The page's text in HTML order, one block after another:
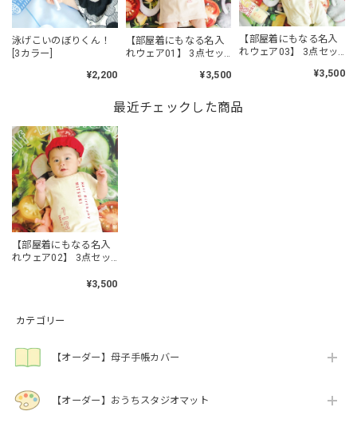
カテゴリー
【オーダー】母子手帳カバー
【オーダー】おうちスタジオマット
泳げこいのぼりくん！
[3カラー]
¥2,200
【部屋着にもなる名入
れウェア01】 3点セッ
り / ハーフバースデー
¥3,500
【部屋着にもなる名入
れウェア03】 3点セッ
り / ハーフバースデー
菜背景
¥3,500
最近チェックした商品
【部屋着にもなる名入
れウェア02】 3点セッ
り / ハーフバースデー
¥3,500